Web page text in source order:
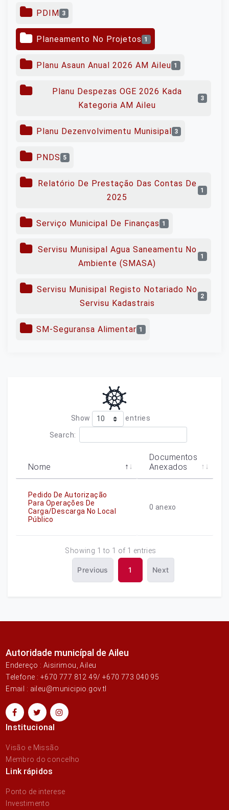
PDIM 3
Planeamento No Projetos 1
Planu Asaun Anual 2026 AM Aileu 1
Planu Despezas OGE 2026 Kada
Kategoria AM Aileu
3
Planu Dezenvolvimentu Munisipal 3
PNDS 5
Relatório De Prestação Das Contas De
2025
1
Serviço Municipal De Finanças 1
Servisu Munisipal Agua Saneamentu No
Ambiente (SMASA)
1
Servisu Munisipal Registo Notariado No
Servisu Kadastrais
2
SM-Seguransa Alimentar 1
Show entries
Search:
Nome
Documentos
Anexados
Pedido De Autorização
Para Operações De
Carga/descarga No Local
Público
0 anexo
Showing 1 to 1 of 1 entries
Previous 1 Next
Autoridade municípal de Aileu
Endereço : Aisirimou, Aileu
Telefone : +670 777 812 49/ +670 773 040 95
Email : aileu@municipio.gov.tl
Institucional
Visão e Missão
Membro do concelho
Link rápidos
Ponto de interese
Investimento